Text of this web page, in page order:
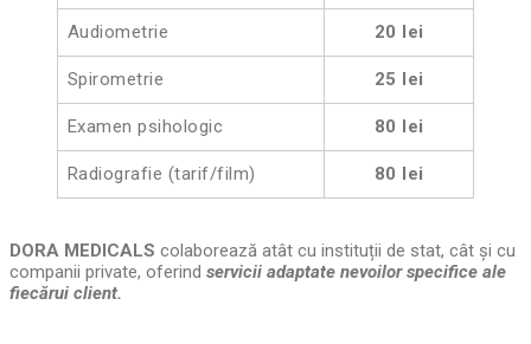
Audiometrie 20 lei
Spirometrie 25 lei
Examen psihologic 80 lei
Radiografie (tarif/film) 80 lei
DORA MEDICALS colaborează atât cu instituții de stat, cât și cu
companii private, oferind servicii adaptate nevoilor specifice ale
fiecărui client.